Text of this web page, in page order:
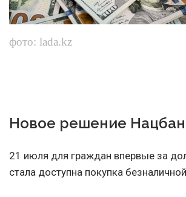
фото: lada.kz
Новое решение
21 июля для граждан впервые за
стала доступна покупка